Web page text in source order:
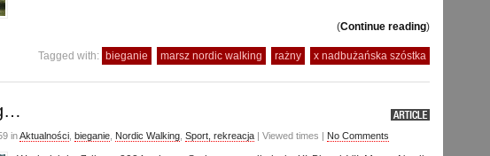
(Continue reading)
Tagged with: bieganie marsz nordic walking rażny x nadbużańska szóstka
inAktualności bieganie Nordic Walking Sport, rekreacja | Viewed times | No Comments